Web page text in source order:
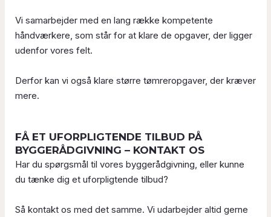
Vi samarbejder med en lang række kompetente
håndværkere, som står for at klare de opgaver, der ligger
udenfor vores felt.
Derfor kan vi også klare større tømreropgaver, der kræver
mere.
FÅ ET UFORPLIGTENDE TILBUD PÅ
BYGGERÅDGIVNING – KONTAKT OS
Har du spørgsmål til vores byggerådgivning, eller kunne
du tænke dig et uforpligtende tilbud?
Så kontakt os med det samme. Vi udarbejder altid gerne